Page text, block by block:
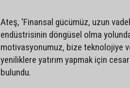
Ateş, 'Finansal gücümüz, uzun
endüstrisinin döngüsel olma
motivasyonumuz, bize teknolojiye
yeniliklere yatırım yapmak için
bulundu.